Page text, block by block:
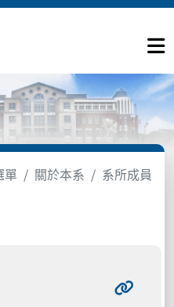
單 關於本系 系所成員